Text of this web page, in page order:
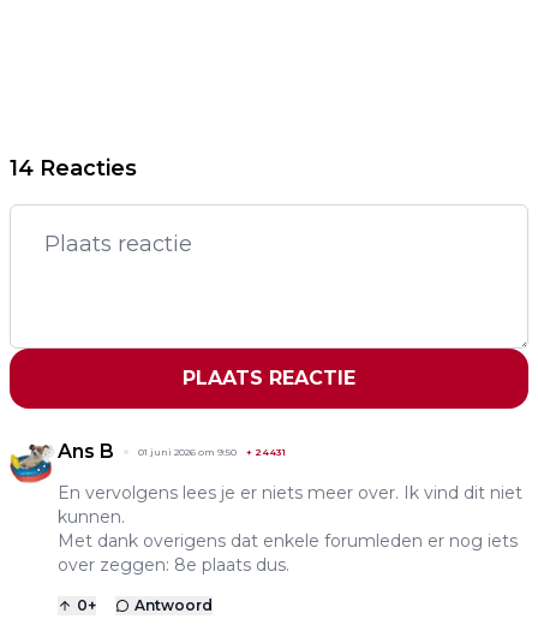
14 Reacties
PLAATS REACTIE
Ans B 01 juni 2026 om 9:50 + 24431
En vervolgens lees je er niets meer over. Ik vind dit niet
kunnen.
Met dank overigens dat enkele forumleden er nog iets
over zeggen: 8e plaats dus.
0+ Antwoord